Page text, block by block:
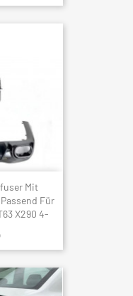
Mit
Für
X290 4-